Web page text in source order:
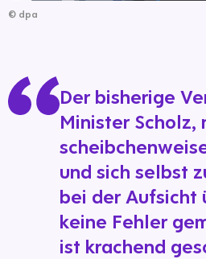
© dpa
Der bisherige
Minister Scholz,
und sich selbst
bei der Aufsicht
keine Fehler
ist krachend